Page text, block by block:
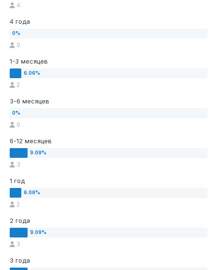
4
4 года
0
1-3 месяцев
2
3-6 месяцев
0
6-12 месяцев
3
1 год
2
2 года
3
3 года